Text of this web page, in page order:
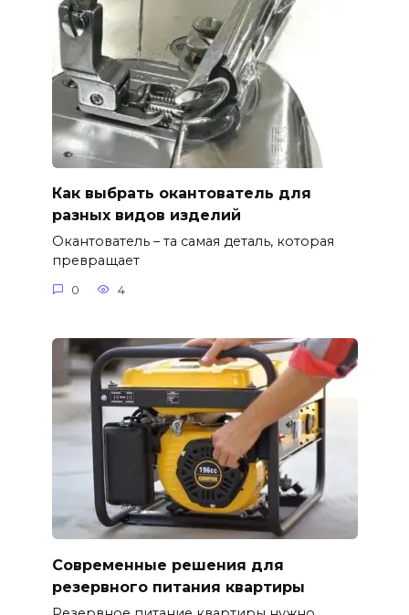
Как выбрать окантователь для
разных видов изделий
Окантователь – та самая деталь, которая
превращает
0 4
Современные решения для
резервного питания квартиры